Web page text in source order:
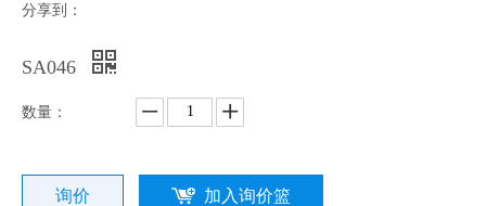
分享到：
SA046
数量：
询价 加入询价篮